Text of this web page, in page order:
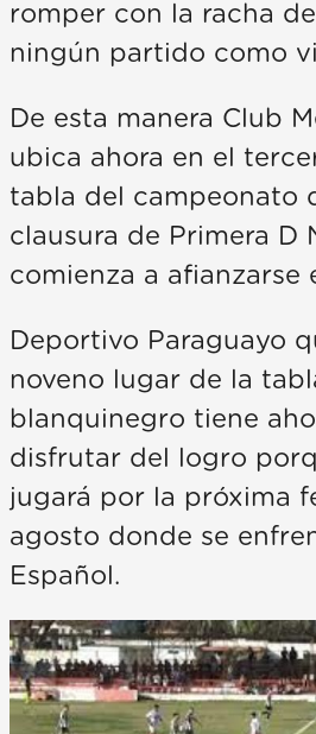
romper con la racha
ningún partido como
De esta manera Club
ubica ahora en el
tabla del campeonato
clausura de Primera D
comienza a afianzarse
Deportivo Paraguayo
noveno lugar de la
blanquinegro tiene
disfrutar del logro
jugará por la próxima
agosto donde se
Español.